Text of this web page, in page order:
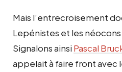
Mais l’entrecroisement
Lepénistes et les néocons
Signalonsainsi Pascal
appelait à faire front avec